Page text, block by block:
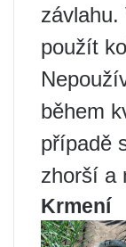
použít
během
případě
zhorší a
Krmení